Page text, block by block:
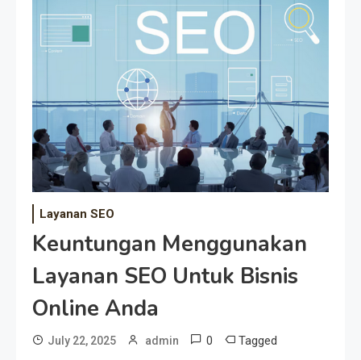
Layanan SEO
Keuntungan Menggunakan
Layanan SEO Untuk Bisnis
Online Anda
July 22, 2025 admin 0 Tagged